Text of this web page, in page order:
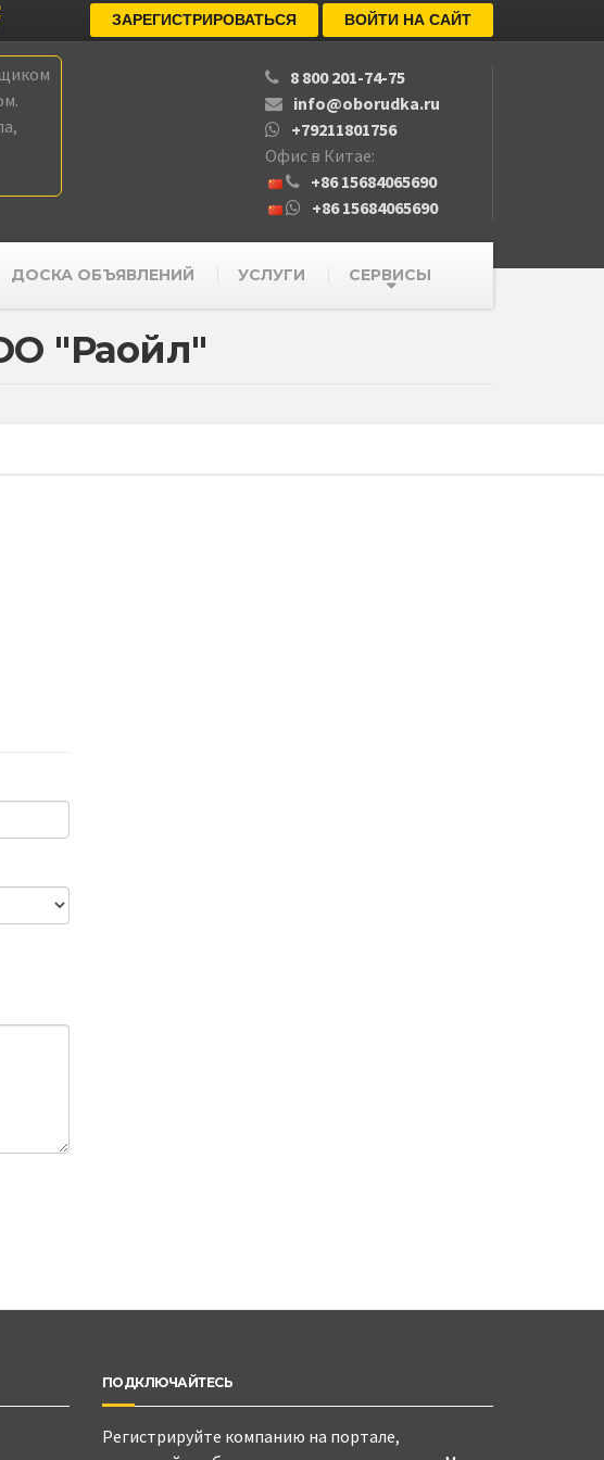
ЗАРЕГИСТРИРОВАТЬСЯ ВОЙТИ НА САЙТ
8 800 201-74-75
info@oborudka.ru
+79211801756
Офис в Китае:
+86 15684065690
+86 15684065690
ДОСКА ОБЪЯВЛЕНИЙ УСЛУГИ СЕРВИСЫ
"Раойл"
ПОДКЛЮЧАЙТЕСЬ
Регистрируйте компанию на портале,